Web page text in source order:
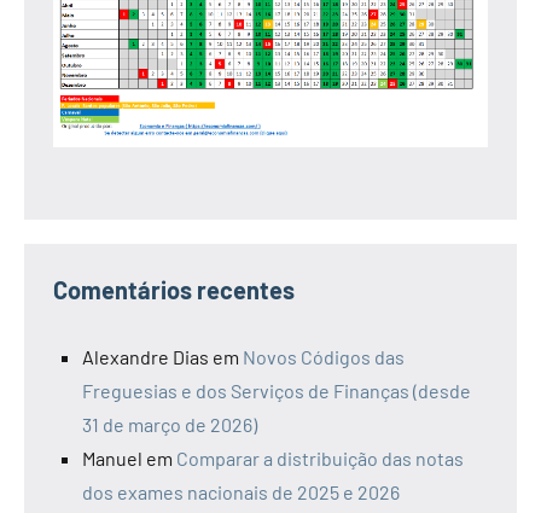
Comentários recentes
Alexandre Dias em Novos Códigos das
Freguesias e dos Serviços de Finanças (desde
31 de março de 2026)
Manuel em Comparar a distribuição das notas
dos exames nacionais de 2025 e 2026